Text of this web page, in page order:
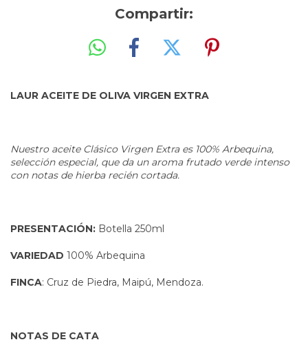
Compartir:
LAUR ACEITE DE OLIVA VIRGEN EXTRA
Nuestro aceite Clásico Virgen Extra es 100% Arbequina,
selección especial, que da un aroma frutado verde intenso
con notas de hierba recién cortada.
PRESENTACIÓN: Botella 250ml
VARIEDAD 100% Arbequina
FINCA: Cruz de Piedra, Maipú, Mendoza.
NOTAS DE CATA